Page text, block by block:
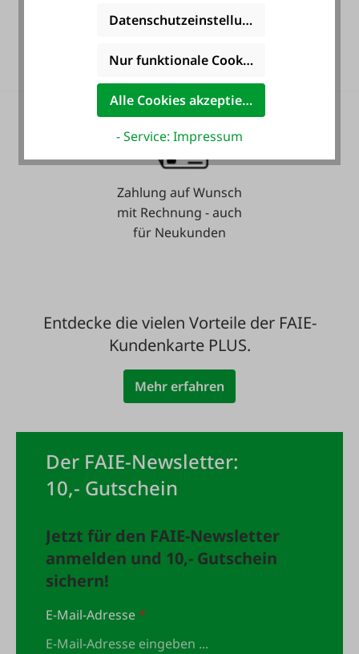
36 Monate
Zahlung auf Wunsch
mit Rechnung - auch
für Neukunden
Entdecke die vielen Vorteile der FAIE-
Kundenkarte PLUS.
Mehr erfahren
Der FAIE-Newsletter:
10,- Gutschein
Jetzt für den FAIE-Newsletter
anmelden und 10,- Gutschein
sichern!
E-Mail-Adresse*
Datenschutzeinstellungen
Nur funktionale Cookies akzeptieren
Alle Cookies akzeptieren
- Service: Impressum